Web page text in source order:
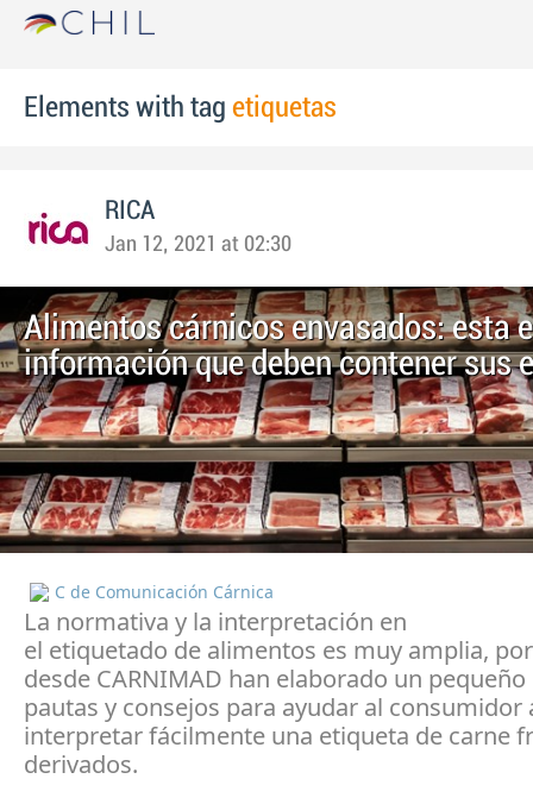
Elements with tag etiquetas
RICA
Jan 12, 2021 at 02:30
Alimentos cárnicos envasados: esta
información que deben contener sus
C de Comunicación Cárnica
La normativa y la interpretación en
el etiquetado de alimentos es muy amplia,
desde CARNIMAD han elaborado un
pautas y consejos para ayudar al consumidor
interpretar fácilmente una etiqueta de carne
derivados.